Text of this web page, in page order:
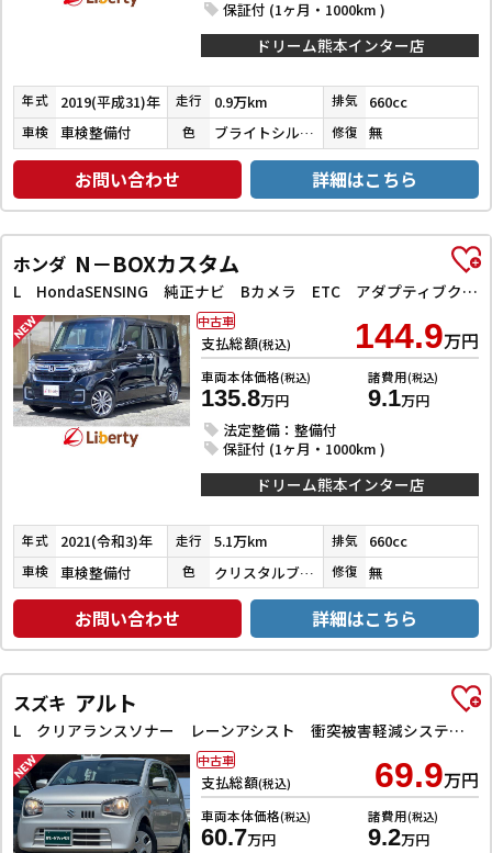
保証付 (1ヶ月・1000km )
ドリーム熊本インター店
年式 2019(平成31)年 走行 0.9万km 排気 660cc
車検 車検整備付 色 ブライトシルバーメタリック 修復 無
お問い合わせ 詳細はこちら
ホンダ N－BOXカスタム
L HondaSENSING 純正ナビ Bカメラ ETC アダプティブクルーズコントロール 左パワースライドドア 前席シートヒーター LEDヘッドライト フォグライト スマートキー プッシュスタート
支払総額(税込) 144.9万円
車両本体価格(税込)
135.8万円
諸費用(税込)
9.1万円
法定整備：整備付
保証付 (1ヶ月・1000km )
中古車
ドリーム熊本インター店
年式 2021(令和3)年 走行 5.1万km 排気 660cc
車検 車検整備付 色 クリスタルブラックパール 修復 無
お問い合わせ 詳細はこちら
スズキ アルト
L クリアランスソナー レーンアシスト 衝突被害軽減システム オートライト キーレスエントリー アイドリングストップ 電動格納ミラー シートヒーター CVT 盗難防止システム ABS ESC CD
支払総額(税込) 69.9万円
車両本体価格(税込)
60.7万円
諸費用(税込)
9.2万円
中古車